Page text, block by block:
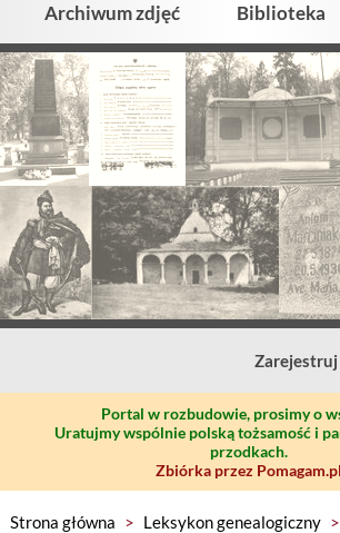
Archiwum zdjęć
Biblioteka
Zarejestruj
Portal w rozbudowie, prosimy o
Uratujmy wspólnie polską tożsamość i
przodkach.
Zbiórka przez Pomagam.pl
Strona główna > Leksykon genealogiczny >